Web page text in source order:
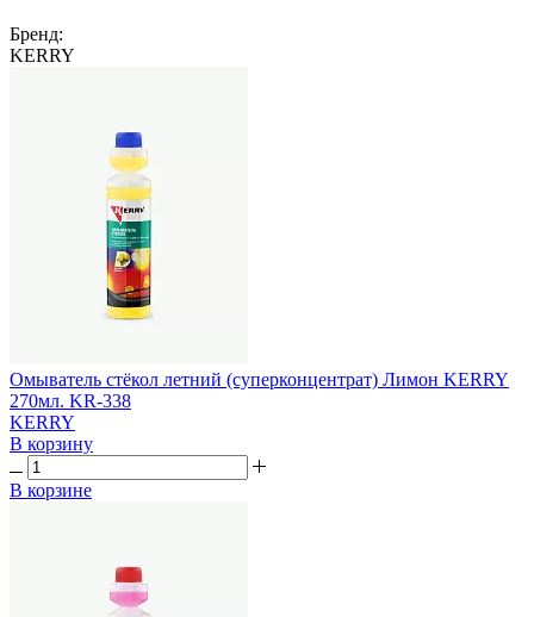
Бренд:
KERRY
Омыватель стёкол летний (суперконцентрат) Лимон KERRY
270мл. KR-338
KERRY
В корзину
В корзине